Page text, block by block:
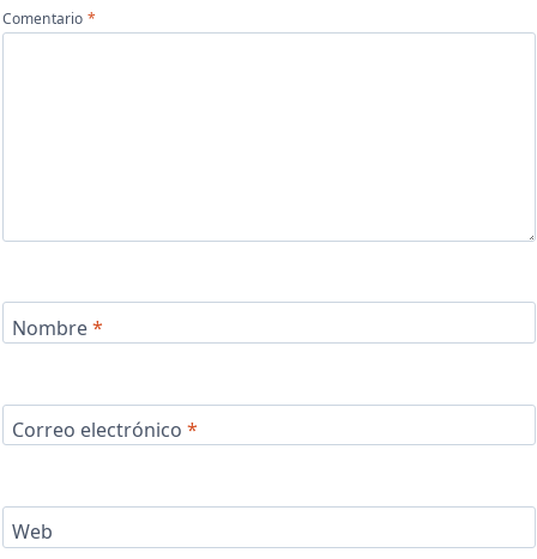
Comentario *
Nombre*
Correo electrónico *
Web